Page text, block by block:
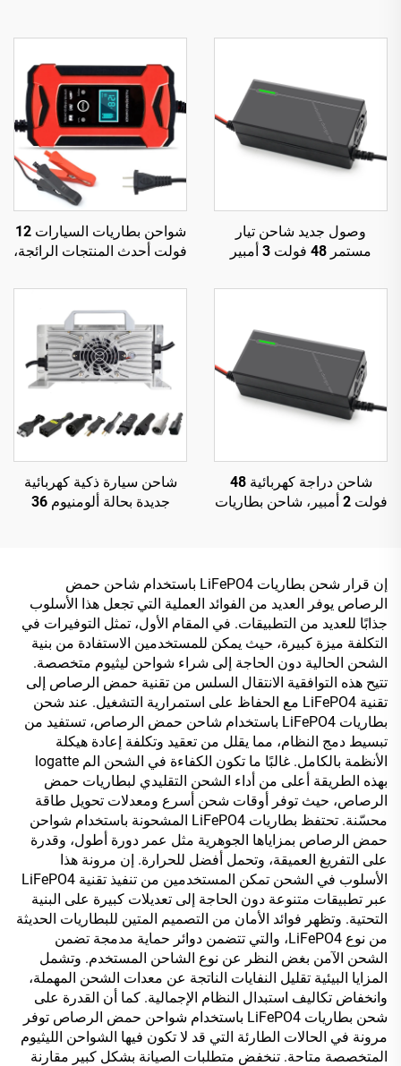
وصول جديد شاحن تيار
مستمر 48 فولت 3 أمبير
قدرة خرج 150 واط، بطارية
58.4 فولت، للبطارية
الليثيومية 48 فولت
شواحن بطاريات السيارات 12
فولت أحدث المنتجات الرائجة،
أمبير أوتوماتيكي ذكي،
منتجات دروبشيبينغ
شاحن دراجة كهربائية 48
فولت 2 أمبير، شاحن بطاريات
58.8 فولت مع منفذ خرج تيار
مستمر 150 واط
شاحن سيارة ذكية كهربائية
جديدة بحالة ألومنيوم 36
إن قرار شحن بطاريات LiFePO4 باستخدام شاحن حمض
الرصاص يوفر العديد من الفوائد العملية التي تجعل هذا الأسلوب
جذابًا للعديد من التطبيقات. في المقام الأول، تمثل التوفيرات في
التكلفة ميزة كبيرة، حيث يمكن للمستخدمين الاستفادة من بنية
الشحن الحالية دون الحاجة إلى شراء شواحن ليثيوم متخصصة.
تتيح هذه التوافقية الانتقال السلس من تقنية حمض الرصاص إلى
تقنية LiFePO4 مع الحفاظ على استمرارية التشغيل. عند شحن
بطاريات LiFePO4 باستخدام شاحن حمض الرصاص، تستفيد من
تبسيط دمج النظام، مما يقلل من تعقيد وتكلفة إعادة هيكلة
الأنظمة بالكامل. غالبًا ما تكون الكفاءة في الشحن الم logatte
بهذه الطريقة أعلى من أداء الشحن التقليدي لبطاريات حمض
الرصاص، حيث توفر أوقات شحن أسرع ومعدلات تحويل طاقة
محسّنة. تحتفظ بطاريات LiFePO4 المشحونة باستخدام شواحن
حمض الرصاص بمزاياها الجوهرية مثل عمر دورة أطول، وقدرة
على التفريغ العميقة، وتحمل أفضل للحرارة. إن مرونة هذا
الأسلوب في الشحن تمكن المستخدمين من تنفيذ تقنية LiFePO4
عبر تطبيقات متنوعة دون الحاجة إلى تعديلات كبيرة على البنية
التحتية. وتظهر فوائد الأمان من التصميم المتين للبطاريات الحديثة
من نوع LiFePO4، والتي تتضمن دوائر حماية مدمجة تضمن
الشحن الآمن بغض النظر عن نوع الشاحن المستخدم. وتشمل
المزايا البيئية تقليل النفايات الناتجة عن معدات الشحن المهملة،
وانخفاض تكاليف استبدال النظام الإجمالية. كما أن القدرة على
شحن بطاريات LiFePO4 باستخدام شواحن حمض الرصاص توفر
مرونة في الحالات الطارئة التي قد لا تكون فيها الشواحن الليثيوم
المتخصصة متاحة. تنخفض متطلبات الصيانة بشكل كبير مقارنة